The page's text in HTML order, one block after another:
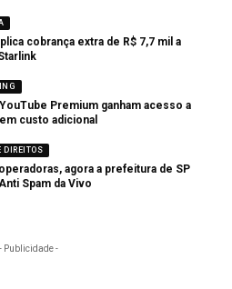
cobrança extra de R$ 7,7 mil a
Premium ganham acesso a
custo adicional
DIREITOS
agora a prefeitura de SP
Spam da Vivo
- Publicidade -